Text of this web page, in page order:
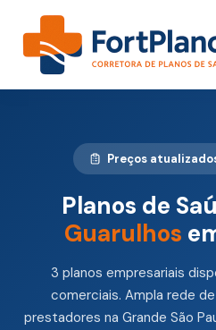
Preços
Planos de
Guarulhos
3 planos empresariais
comerciais. Ampla rede
prestadores na Grande São